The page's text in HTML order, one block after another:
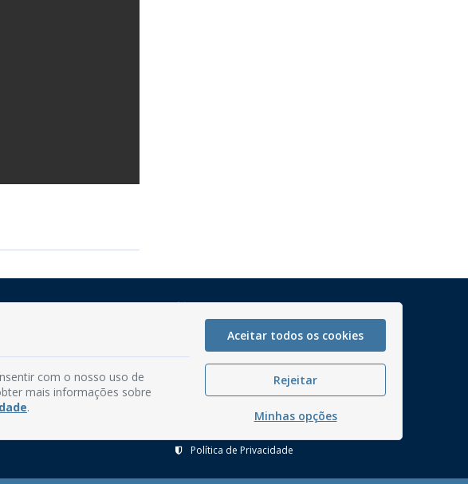
PB
às 13h
Mapa do Site
Perguntas frequentes
Manual de Navegação
Serviços Internos
Política de Privacidade
com o nosso uso de
mais informações sobre
.
Aceitar todos os cookies
Rejeitar
Minhas opções